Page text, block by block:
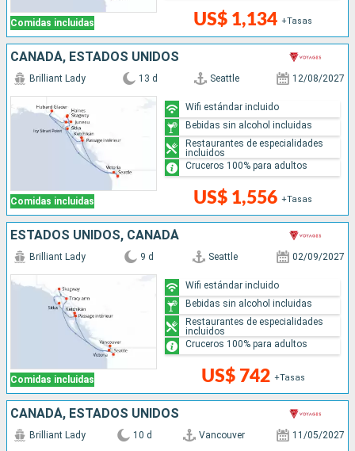
Comidas incluidas US$ 1,134 +Tasas
CANADÁ, ESTADOS UNIDOS
Comidas incluidas
Brilliant Lady 13 d Seattle 12/08/2027
US$ 1,556 +Tasas
Wifi estándar incluido
Bebidas sin alcohol incluidas
Restaurantes de especialidades
incluidos
Cruceros 100% para adultos
ESTADOS UNIDOS, CANADÁ
Comidas incluidas
Brilliant Lady 9 d Seattle 02/09/2027
US$ 742 +Tasas
Wifi estándar incluido
Bebidas sin alcohol incluidas
Restaurantes de especialidades
incluidos
Cruceros 100% para adultos
CANADÁ, ESTADOS UNIDOS
Brilliant Lady 10 d Vancouver 11/05/2027